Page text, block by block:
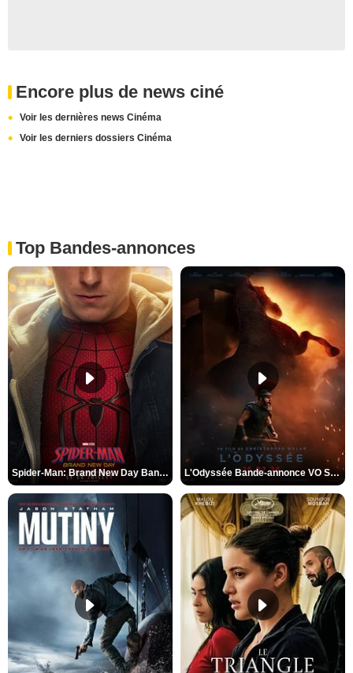
Encore plus de news ciné
Voir les dernières news Cinéma
Voir les derniers dossiers Cinéma
Top Bandes-annonces
Spider-Man: Brand New Day Bande-annonce VO STFR L'Odyssée Bande-annonce VO STFR